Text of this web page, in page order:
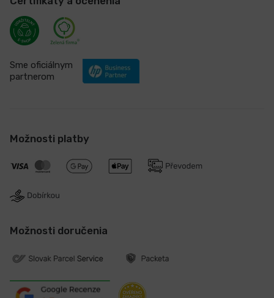
Sme oficiálnym
partnerom
Možnosti platby
Možnosti doručenia